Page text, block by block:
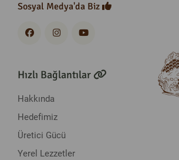
Sosyal Medya'da Biz
Hızlı Bağlantılar
Hakkında
Hedefimiz
Üretici Gücü
Yerel Lezzetler